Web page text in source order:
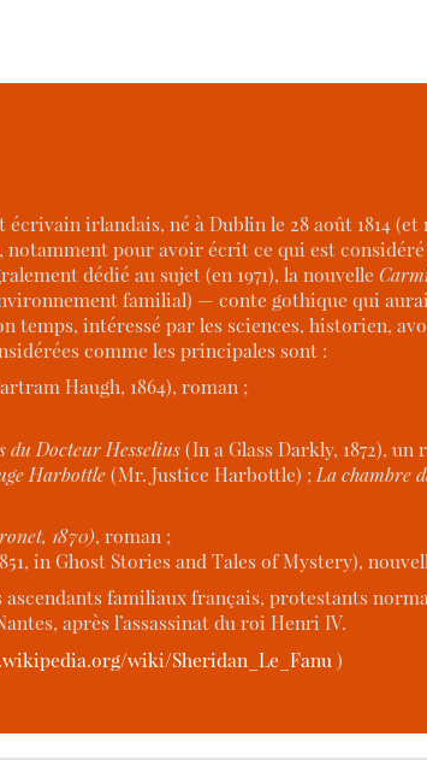
écrivain irlandais, né à Dublin le 28 août 1814
pour avoir écrit ce qui est
dédié au sujet (en 1971), la nouvelle
familial) — conte gothique qui
temps, intéressé par les sciences, historien,
comme les principales sont :
Haugh, 1864), roman ;
du Docteur Hesselius(In a Glass Darkly, 1872), un
Harbottle(Mr. Justice Harbottle) ; La chambre
1870), roman ;
in Ghost Stories and Tales of Mystery),
ascendants familiaux français, protestants
après l’assassinat du roi Henri IV.
wiki/Sheridan_Le_Fanu )